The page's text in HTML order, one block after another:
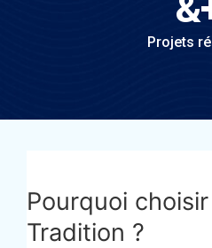
Projets
Pourquoi
Tradition ?